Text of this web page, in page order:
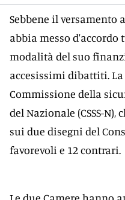
Sebbene il versamento
abbia messo d'accordo
modalità del suo
accesissimi dibattiti.
Commissione della
del Nazionale (CSSS-
sui due disegni del
favorevoli e 12 contrari.